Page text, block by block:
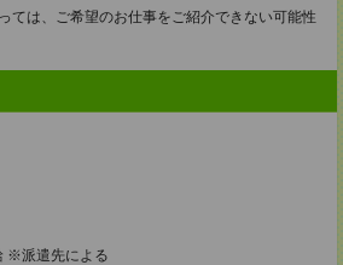
ては、ご希望のお仕事をご紹介できない可能性
※派遣先による